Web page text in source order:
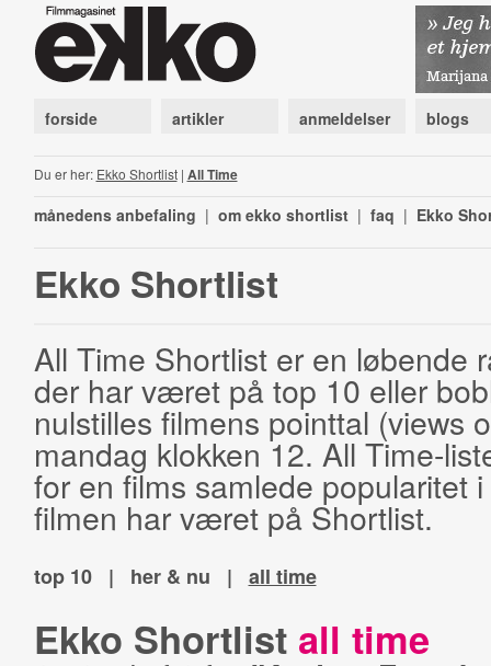
forside artikler anmeldelser blogs
Du er her: Ekko Shortlist| All Time
månedens anbefaling | om ekko shortlist | faq | Ekko
Ekko Shortlist
All Time Shortlist er en løbende
der har været på top 10 eller
nulstilles filmens pointtal (views
mandag klokken 12. All Time-
for en films samlede popularitet
filmen har været på Shortlist.
top 10 | her & nu | all time
Ekko Shortlist all time